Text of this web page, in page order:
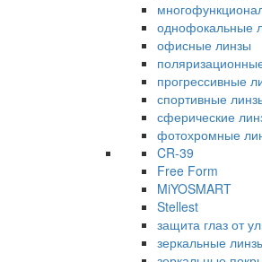
однофокальные
офисные линзы
прогрессивные
спортивные
сферические
фотохромные
CR-39
Free Form
MiYOSMART
Stellest
защита глаз от
зеркальные